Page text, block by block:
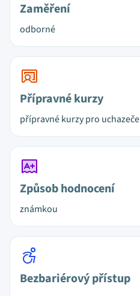
Zaměření
odborné
Přípravné kurzy
přípravné kurzy pro uchazeče
Způsob hodnocení
známkou
Bezbariérový přístup